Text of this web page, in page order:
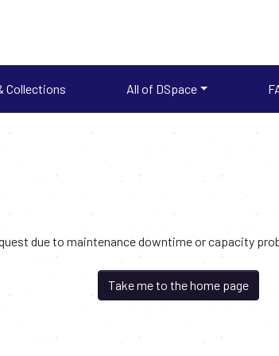
Collections All of DSpace
due to maintenance downtime or capacity
Take me to the home page